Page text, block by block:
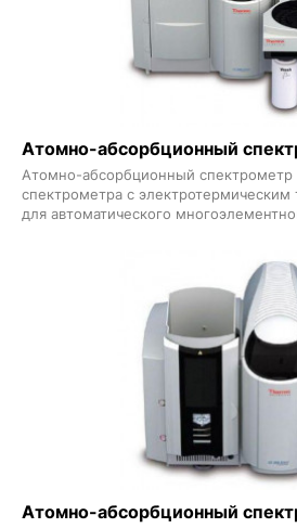
Атомно-абсорбционный
Атомно-абсорбционный спектрометр
спектрометра с
для автоматического
проведения исследований Уникальная
неселективного поглощения
коррекцию фона и коррекцию фона по
получать самые точные результаты
Система видеонаблюдения в
высококачественное изображение
кювете в реальном времени и
работы и существенно облегчает
Атомно-абсорбционный